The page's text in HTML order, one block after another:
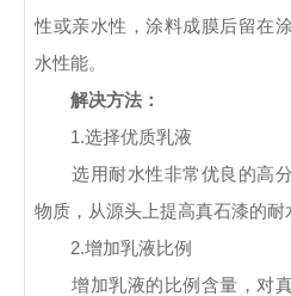
性或亲水性，涂料成膜后留在
水性能。
解决方法：
1.选择优质乳液
选用耐水性非常优良的高分
物质，从源头上提高真石漆的耐
2.增加乳液比例
增加乳液的比例含量，对真